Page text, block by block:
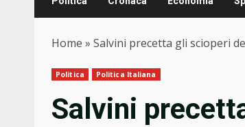
Home » Salvini precetta gli scioperi
Politica Politica Italiana
Salvini